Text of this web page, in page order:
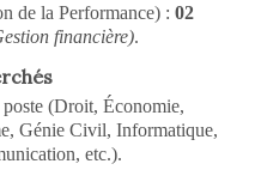
de la Performance) : 02
financière).
(Droit, Économie,
Génie Civil, Informatique,
etc.).